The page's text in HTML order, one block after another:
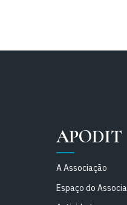
APODIT
A Associação
Espaço do